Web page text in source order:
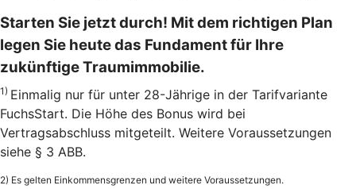
Starten Sie jetzt durch! Mit dem richtigen Plan
legen Sie heute das Fundament für Ihre
zukünftige Traumimmobilie.
1) Einmalig nur für unter 28-Jährige in der Tarifvariante
FuchsStart. Die Höhe des Bonus wird bei
Vertragsabschluss mitgeteilt. Weitere Voraussetzungen
siehe § 3 ABB.
2) Es gelten Einkommensgrenzen und weitere Voraussetzungen.